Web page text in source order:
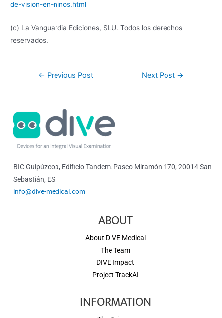
de-vision-en-ninos.html
(c) La Vanguardia Ediciones, SLU. Todos los derechos
reservados.
← Previous Post Next Post →
BIC Guipúzcoa, Edificio Tandem, Paseo Miramón 170, 20014 San
Sebastián, ES
info@dive-medical.com
ABOUT
About DIVE Medical
The Team
DIVE Impact
Project TrackAI
INFORMATION